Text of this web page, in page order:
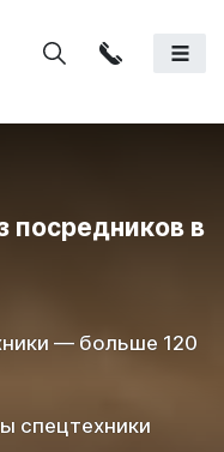
посредников в
— больше 120
спецтехники